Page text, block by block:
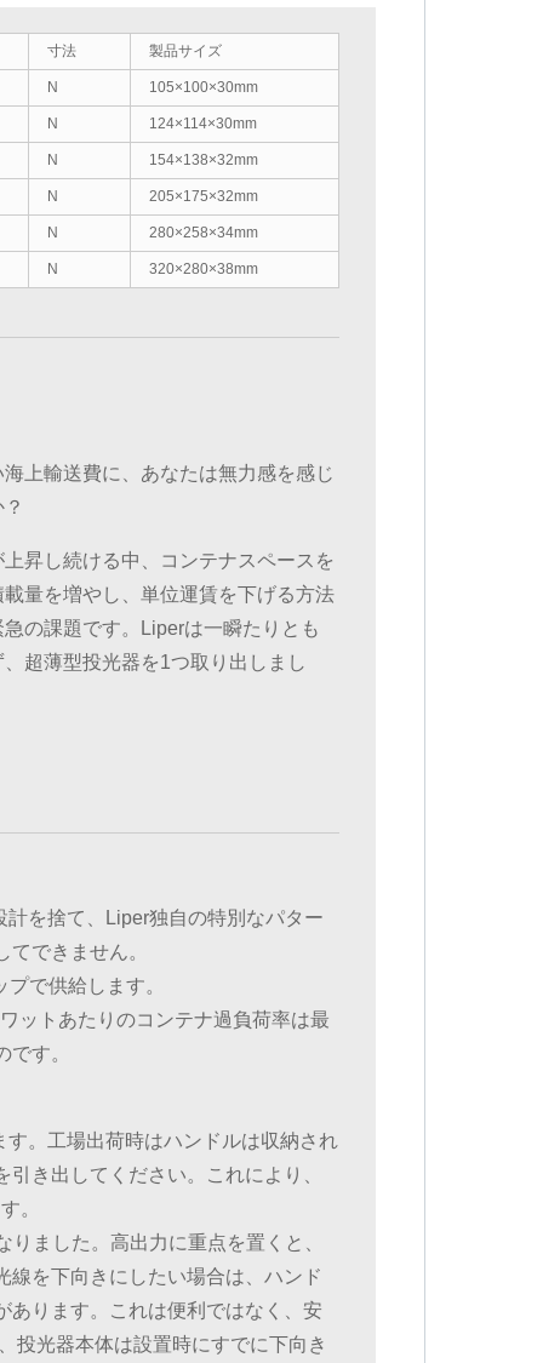
寸法 製品サイズ
N 105×100×30mm
N 124×114×30mm
N 154×138×32mm
N 205×175×32mm
N 280×258×34mm
N 320×280×38mm
上輸送費に、あなたは無力感を感じ
昇し続ける中、コンテナスペースを
量を増やし、単位運賃を下げる方法
急の課題です。Liperは一瞬たりとも
超薄型投光器を1つ取り出しまし
を捨て、Liper独自の特別なパター
できません。
で供給します。
ットあたりのコンテナ過負荷率は最
す。
。工場出荷時はハンドルは収納され
き出してください。これにより、
。
ました。高出力に重点を置くと、
を下向きにしたい場合は、ハンド
あります。これは便利ではなく、安
投光器本体は設置時にすでに下向き